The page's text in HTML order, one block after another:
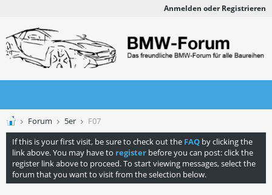
Anmelden oder Registrieren
Forum 5er
F07
If this is your first visit, be sure to check out the FAQ by clicking the
link above. You may have to register before you can post: click the
register link above to proceed. To start viewing messages, select the
forum that you want to visit from the selection below.